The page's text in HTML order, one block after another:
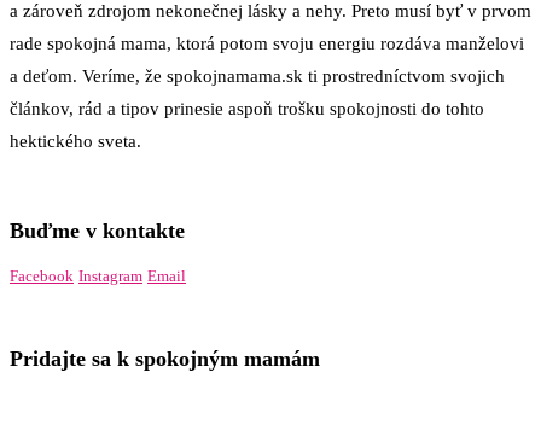
a zároveň zdrojom nekonečnej lásky a nehy. Preto musí byť v prvom
rade spokojná mama, ktorá potom svoju energiu rozdáva manželovi
a deťom. Veríme, že spokojnamama.sk ti prostredníctvom svojich
článkov, rád a tipov prinesie aspoň trošku spokojnosti do tohto
hektického sveta.
Buďme v kontakte
Facebook Instagram Email
Pridajte sa k spokojným mamám